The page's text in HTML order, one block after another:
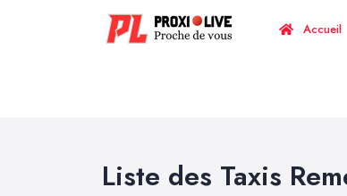
Accueil
Liste des Taxis